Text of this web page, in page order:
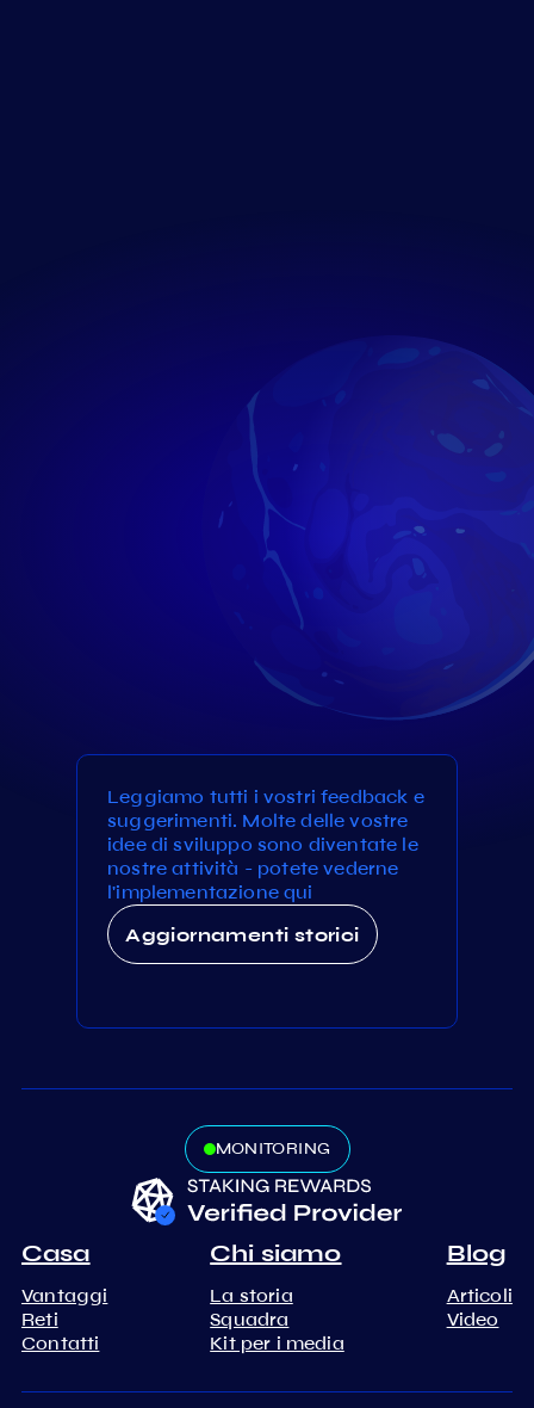
Leggiamo tutti i vostri feedback e
suggerimenti. Molte delle vostre
idee di sviluppo sono diventate le
nostre attività - potete vederne
l'implementazione qui
Aggiornamenti storici
MONITORING
Casa
Vantaggi
Reti
Contatti
Chi siamo
La storia
Squadra
Kit per i media
Blog
Articoli
Video